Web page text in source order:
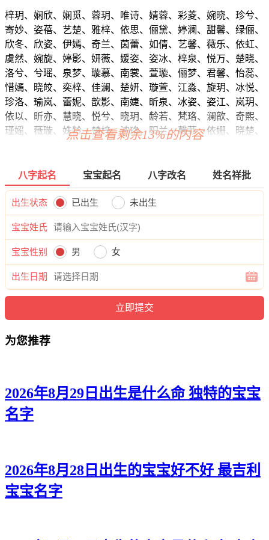
梓玥、娴欣、娴觅、蓉玥、唯诗、婧蓉、彩菱、婉晓、珍兮、
寄妙、姿蓓、艺楚、雅梓、依思、俪黛、婷澜、甜馨、绿俪、
欣冬、欣姿、伊嫣、奇兰、茵蕾、如倩、艺馨、薇乐、依虹、
虞然、婉旋、婷影、妍薇、媛姿、姿冰、梓泉、悦万、楚晓、
洛兮、兮瑶、泉梦、璇慕、南裳、萱璇、俪梦、君馨、怡蕊、
惜嫣、晓皎、奕梓、佳澜、楚妍、璇萱、江淼、旋玥、冰悦、
珍洛、瑜岚、蕾妮、歆影、南婕、昕泉、冰姿、姿江、岚玥、
依以、昕亦、慧晓、悦兮、晓玥、龄若、梵珞、澜歆、奇熙、
瑾媱、薇璇、姝龄、楚梓、波珞、阳兰、馨菲、依姗、晓楚、
卿静、婉琼、昕妹、冰馨、语璇、云淇、紫迪、思涵、爱碧、
璇依、碧梦、玥甯、琳淼、卿茵、蕾沛、滢滢、蓉楚、雅语、
依旋、妙颖、静晓、莹梓、妤悠、昕影、丽初、卿姿、卿忆、
歆涵、雅蓝、怡娇、静影、雨佳、琦微、昊恬、兰静、恩雅、
冉谷、平姗、觅俪、可云、唯蓓、蕾妍、璐若、若君、馨岚、
兮紫、俪娴、黛念、初曦、虹俪、欣楚、甜熙、舒悦、甜妮、
可璇、奕甯、虹诗。
点击查看剩余13%的内容
八字起名 宝宝起名 八字改名 姓名祥批
出生状态 已出生 未出生
宝宝姓氏
宝宝性别 男 女
出生日期
为您推荐
2026年8月29日出生是什么命 独特的宝宝
名字
2026年8月28日出生的宝宝好不好 最吉利
宝宝名字